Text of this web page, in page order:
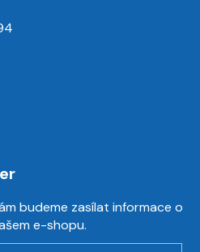
budeme zasílat informace o
e-shopu.